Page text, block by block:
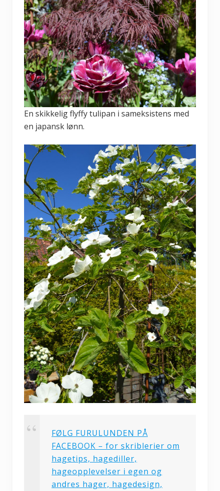
En skikkelig flyffy tulipan i sameksistens med
en japansk lønn.
FØLG FURULUNDEN PÅ
FACEBOOK – for skriblerier om
hagetips, hagediller,
hageopplevelser i egen og
andres hager, hagedesign,